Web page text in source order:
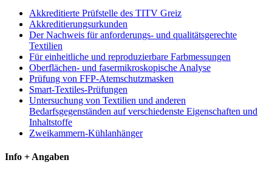
Akkreditierte Prüfstelle des TITV Greiz
Akkreditierungsurkunden
Der Nachweis für anforderungs- und qualitätsgerechte
Textilien
Für einheitliche und reproduzierbare Farbmessungen
Oberflächen- und fasermikroskopische Analyse
Prüfung von FFP-Atemschutzmasken
Smart-Textiles-Prüfungen
Untersuchung von Textilien und anderen
Bedarfsgegenständen auf verschiedenste Eigenschaften und
Inhaltstoffe
Zweikammern-Kühlanhänger
Info + Angaben